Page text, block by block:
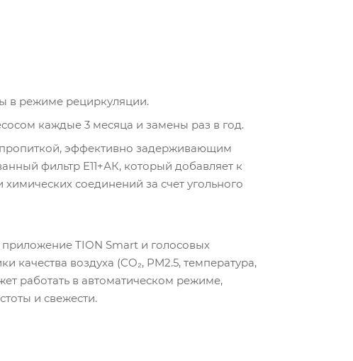
в режиме рециркуляции.
каждые 3 месяца и замены раз в год.
пропиткой, эффективно задерживающим
фильтр E11+АК, который добавляет к
соединений за счет угольного
TION Smart и голосовых
воздуха (CO₂, PM2.5, температура,
работать в автоматическом режиме,
и свежести.